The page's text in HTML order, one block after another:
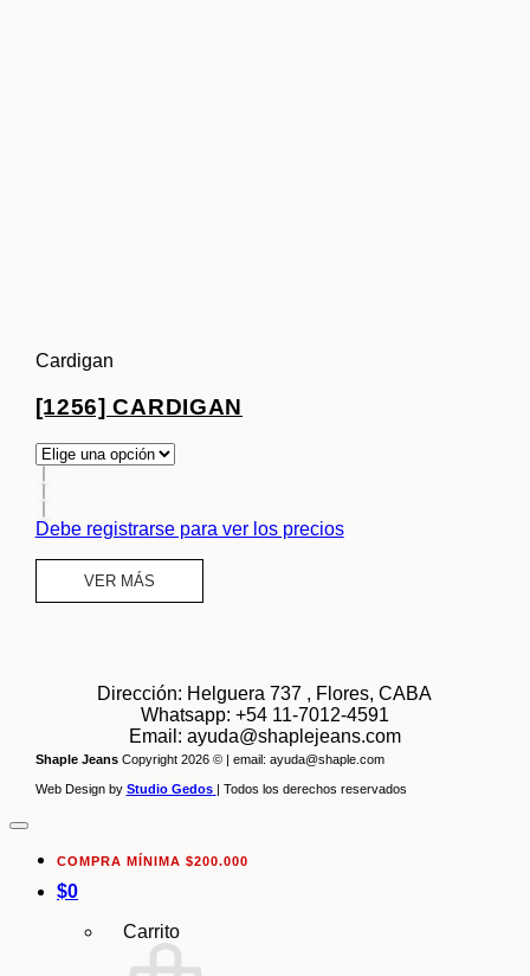
Cardigan
[1256] CARDIGAN
Debe registrarse para ver los precios
VER MÁS
Dirección: Helguera 737 , Flores, CABA
Whatsapp: +54 11-7012-4591
Email: ayuda@shaplejeans.com
Shaple Jeans Copyright 2026 © | email: ayuda@shaple.com
Web Design by Studio Gedos | Todos los derechos reservados
COMPRA MÍNIMA $200.000
$0
Carrito